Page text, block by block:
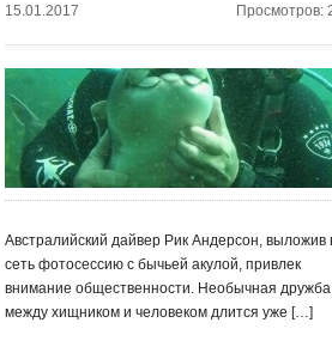
15.01.2017 Просмотров:
Австралийский дайвер Рик Андерсон, выложив
сеть фотосессию с бычьей акулой, привлек
внимание общественности. Необычная дружба
между хищником и человеком длится уже […]